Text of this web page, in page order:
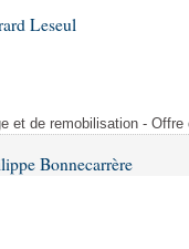
Leseul
et de remobilisation -
Bonnecarrère